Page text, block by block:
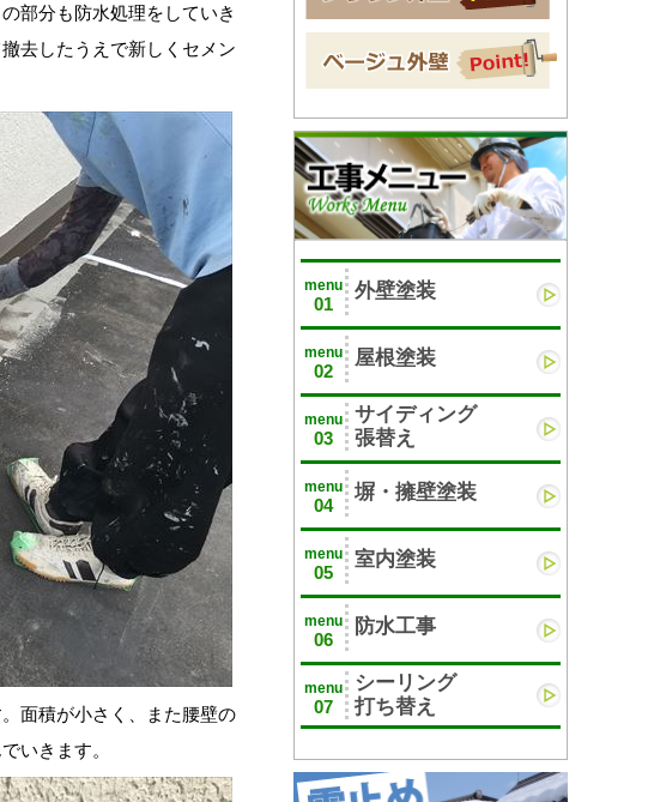
部分も防水処理をしていき
去したうえで新しくセメン
面積が小さく、また腰壁の
いきます。
menu
01
外壁塗装
menu
02
屋根塗装
menu
03
サイディング
張替え
menu
04
塀・擁壁塗装
menu
05
室内塗装
menu
06
防水工事
menu
07
シーリング
打ち替え